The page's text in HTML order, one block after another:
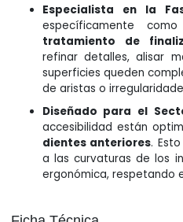
Especialista en la
específicamente
tratamiento de
refinar detalles, alisar
superficies queden
de aristas o
Diseñado para el
accesibilidad están
dientes anteriores.
a las curvaturas de los
ergonómica, respetando